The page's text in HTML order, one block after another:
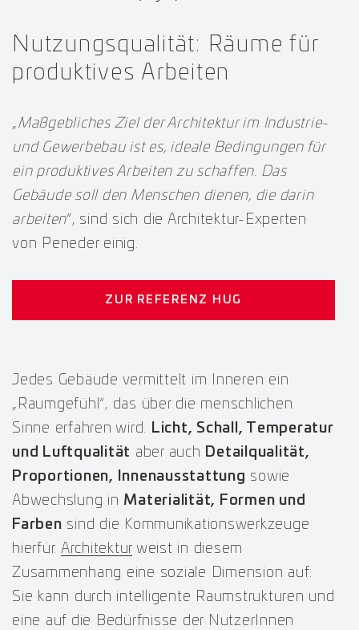
Nutzungsqualität: Räume für
produktives Arbeiten
„Maßgebliches Ziel der Architektur im Industrie-
und Gewerbebau ist es, ideale Bedingungen für
ein produktives Arbeiten zu schaffen. Das
Gebäude soll den Menschen dienen, die darin
arbeiten“, sind sich die Architektur-Experten
von Peneder einig.
ZUR REFERENZ HUG
Jedes Gebäude vermittelt im Inneren ein
„Raumgefühl“, das über die menschlichen
Sinne erfahren wird.
Licht, Schall, Temperatur
und Luftqualität aber auch Detailqualität,
Proportionen, Innenausstattung sowie
Abwechslung in Materialität, Formen und
Farben sind die Kommunikationswerkzeuge
hierfür. Architektur weist in diesem
Zusammenhang eine soziale Dimension auf:
Sie kann durch intelligente Raumstrukturen und
eine auf die Bedürfnisse der NutzerInnen